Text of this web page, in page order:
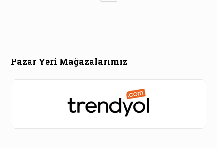
Pazar Yeri Mağazalarımız